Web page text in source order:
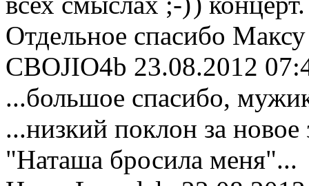
Отдельное спасибо
CBOJIO4b 23.08.2012
...большое спасибо,
...низкий поклон за
"Наташа бросила меня"...